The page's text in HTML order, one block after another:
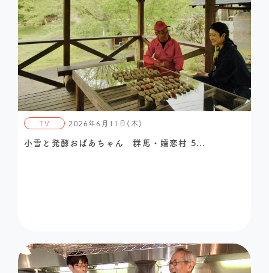
TV 2026年6月11日(木)
小雪と発酵おばあちゃん 群馬・嬬恋村 5...